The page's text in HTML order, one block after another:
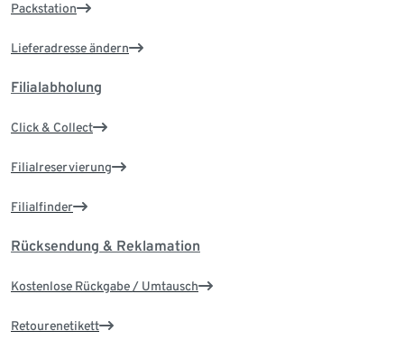
Packstation
Lieferadresse ändern
Filialabholung
Click & Collect
Filialreservierung
Filialfinder
Rücksendung & Reklamation
Kostenlose Rückgabe / Umtausch
Retourenetikett